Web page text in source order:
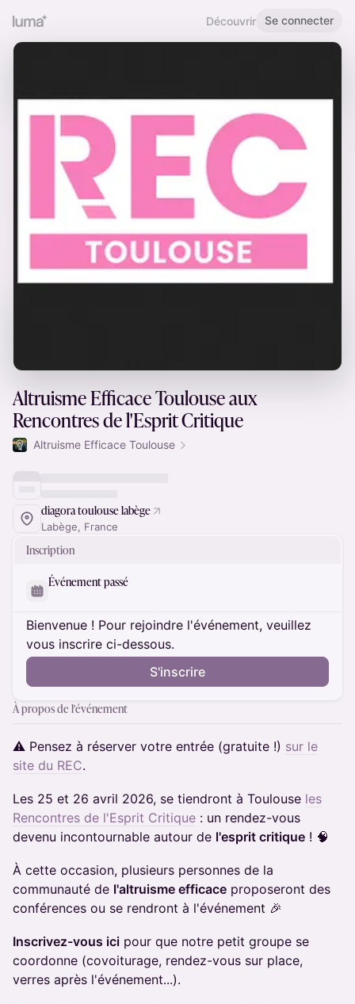
Découvrir Se connecter
Altruisme Efficace Toulouse aux
Rencontres de l'Esprit Critique
Altruisme Efficace Toulouse
diagora toulouse labège
Labège, France
Inscription
Événement passé
Bienvenue ! Pour rejoindre l'événement, veuillez
vous inscrire ci-dessous.
S'inscrire
À propos de l'événement
​⚠️ Pensez à réserver votre entrée (gratuite !) sur le
site du REC.
Les 25 et 26 avril 2026, se tiendront à Toulouse les
Rencontres de l'Esprit Critique : un rendez-vous
devenu incontournable autour de l'esprit critique ! 🧠
​À cette occasion, plusieurs personnes de la
communauté de l'altruisme efficace proposeront des
conférences ou se rendront à l'événement 🎉
Inscrivez-vous ici pour que notre petit groupe se
coordonne (covoiturage, rendez-vous sur place,
verres après l'événement...).